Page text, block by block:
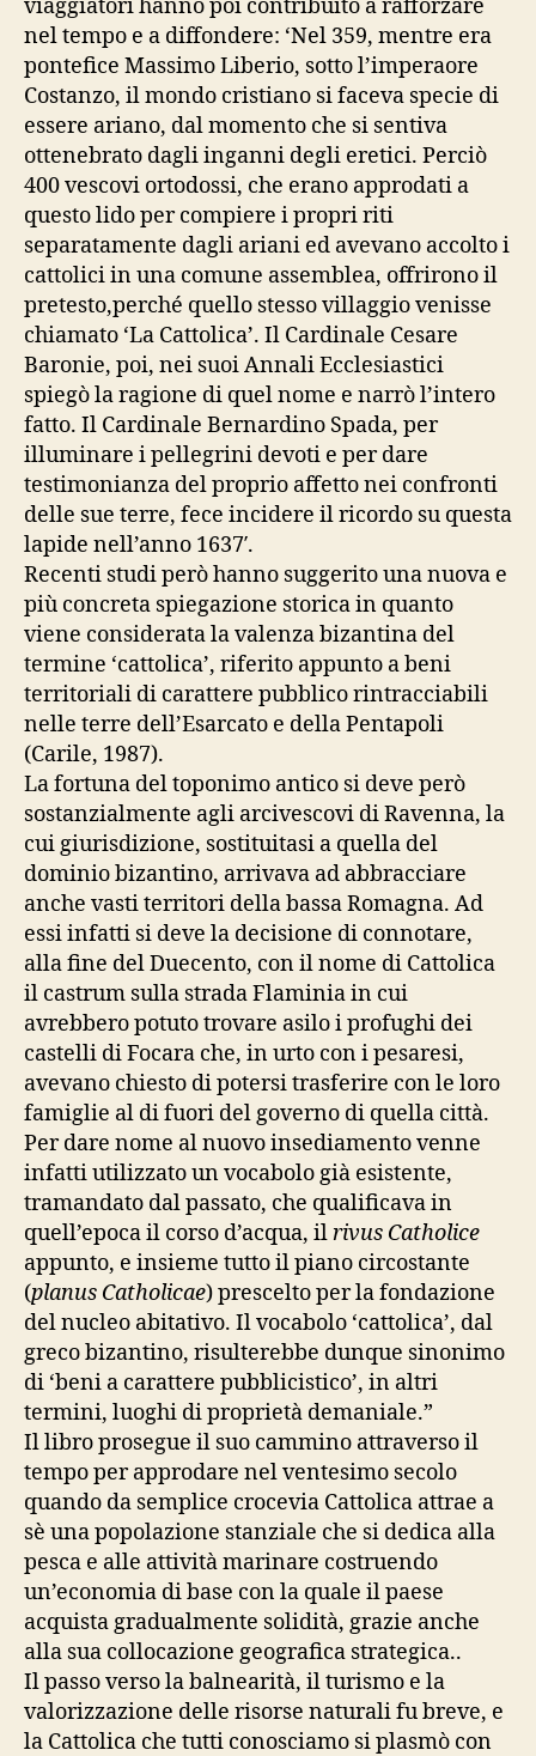
viaggiatori hanno poi contribuito a rafforzare
nel tempo e a diffondere: ‘Nel 359, mentre era
pontefice Massimo Liberio, sotto l’imperaore
Costanzo, il mondo cristiano si faceva specie di
essere ariano, dal momento che si sentiva
ottenebrato dagli inganni degli eretici. Perciò
400 vescovi ortodossi, che erano approdati a
questo lido per compiere i propri riti
separatamente dagli ariani ed avevano accolto i
cattolici in una comune assemblea, offrirono il
pretesto,perché quello stesso villaggio venisse
chiamato ‘La Cattolica’. Il Cardinale Cesare
Baronie, poi, nei suoi Annali Ecclesiastici
spiegò la ragione di quel nome e narrò l’intero
fatto. Il Cardinale Bernardino Spada, per
illuminare i pellegrini devoti e per dare
testimonianza del proprio affetto nei confronti
delle sue terre, fece incidere il ricordo su questa
lapide nell’anno 1637′.
Recenti studi però hanno suggerito una nuova e
più concreta spiegazione storica in quanto
viene considerata la valenza bizantina del
termine ‘cattolica’, riferito appunto a beni
territoriali di carattere pubblico rintracciabili
nelle terre dell’Esarcato e della Pentapoli
(Carile, 1987).
La fortuna del toponimo antico si deve però
sostanzialmente agli arcivescovi di Ravenna, la
cui giurisdizione, sostituitasi a quella del
dominio bizantino, arrivava ad abbracciare
anche vasti territori della bassa Romagna. Ad
essi infatti si deve la decisione di connotare,
alla fine del Duecento, con il nome di Cattolica
il castrum sulla strada Flaminia in cui
avrebbero potuto trovare asilo i profughi dei
castelli di Focara che, in urto con i pesaresi,
avevano chiesto di potersi trasferire con le loro
famiglie al di fuori del governo di quella città.
Per dare nome al nuovo insediamento venne
infatti utilizzato un vocabolo già esistente,
tramandato dal passato, che qualificava in
quell’epoca il corso d’acqua, ilrivus Catholice
appunto, e insieme tutto il piano circostante
(planus Catholicae) prescelto per la fondazione
del nucleo abitativo. Il vocabolo ‘cattolica’, dal
greco bizantino, risulterebbe dunque sinonimo
di ‘beni a carattere pubblicistico’, in altri
termini, luoghi di proprietà demaniale.”
Il libro prosegue il suo cammino attraverso il
tempo per approdare nel ventesimo secolo
quando da semplice crocevia Cattolica attrae a
sè una popolazione stanziale che si dedica alla
pesca e alle attività marinare costruendo
un’economia di base con la quale il paese
acquista gradualmente solidità, grazie anche
alla sua collocazione geografica strategica..
Il passo verso la balnearità, il turismo e la
valorizzazione delle risorse naturali fu breve, e
la Cattolica che tutti conosciamo si plasmò con